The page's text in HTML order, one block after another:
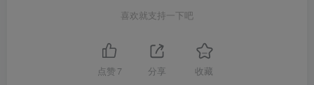
喜欢就支持一下吧
点赞 7 分享 收藏